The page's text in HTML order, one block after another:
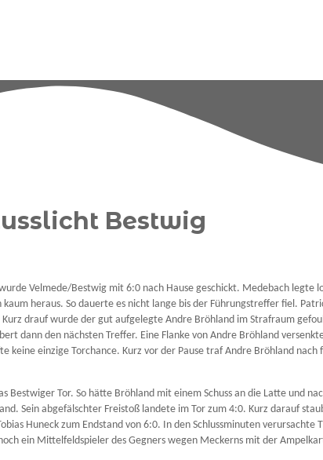
Bestwig
Velmede/Bestwig mit 6:0 nach Hause geschickt. Medebach
heraus. So dauerte es nicht lange bis der Führungstreffer fiel.
drauf wurde der gut aufgelegte Andre Bröhland im Strafraum
dann den nächsten Treffer. Eine Flanke von Andre Bröhland
einzige Torchance. Kurz vor der Pause traf Andre Bröhland
Bestwiger Tor. So hätte Bröhland mit einem Schuss an die Latte und
Sein abgefälschter Freistoß landete im Tor zum 4:0. Kurz darauf
Huneck zum Endstand von 6:0. In den Schlussminuten
ein Mittelfeldspieler des Gegners wegen Meckerns mit der